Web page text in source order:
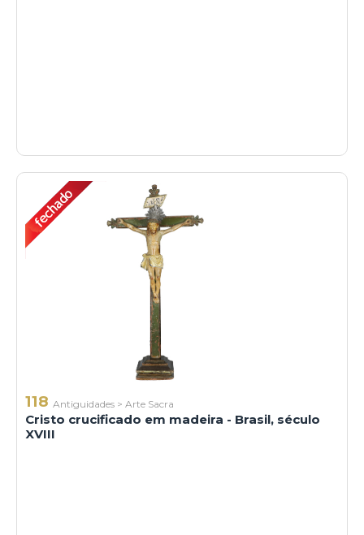
118 Antiguidades > Arte Sacra
Cristo crucificado em madeira - Brasil, século
XVIII